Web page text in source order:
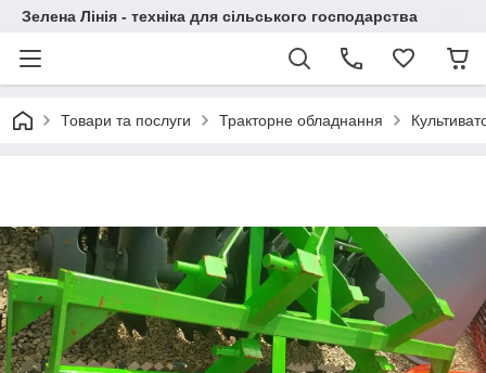
Зелена Лінія - техніка для сільського господарства
Товари та послуги Тракторне обладнання